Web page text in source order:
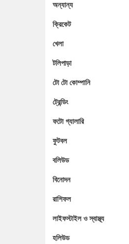
অন্যান্য
ক্রিকেট
খেলা
টলিপাড়া
টো টো কোম্পানি
ট্রেন্ডিং
ফটো গ্যালারি
ফুটবল
বলিউড
বিনোদন
রাশিফল
লাইফস্টাইল ও স্বাস্থ্য
হলিউড